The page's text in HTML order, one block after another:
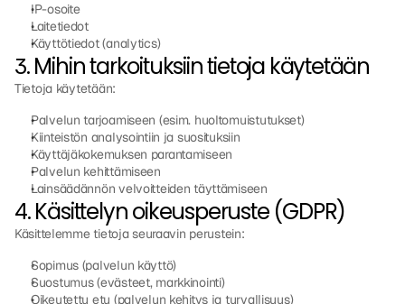
IP-osoite
Laitetiedot
Käyttötiedot (analytics)
3. Mihin tarkoituksiin tietoja käytetään
Tietoja käytetään:
Palvelun tarjoamiseen (esim. huoltomuistutukset)
Kiinteistön analysointiin ja suosituksiin
Käyttäjäkokemuksen parantamiseen
Palvelun kehittämiseen
Lainsäädännön velvoitteiden täyttämiseen
4. Käsittelyn oikeusperuste (GDPR)
Käsittelemme tietoja seuraavin perustein:
Sopimus (palvelun käyttö)
Suostumus (evästeet, markkinointi)
Oikeutettu etu (palvelun kehitys ja turvallisuus)